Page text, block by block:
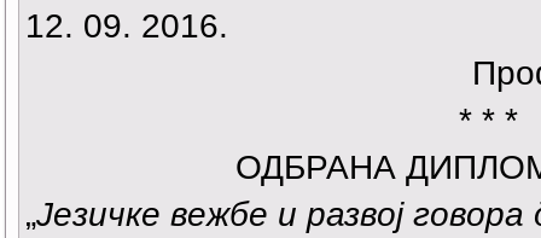
12. 09. 2016.
* * *
ОДБРАНА
„Језичке вежбе и развој говора